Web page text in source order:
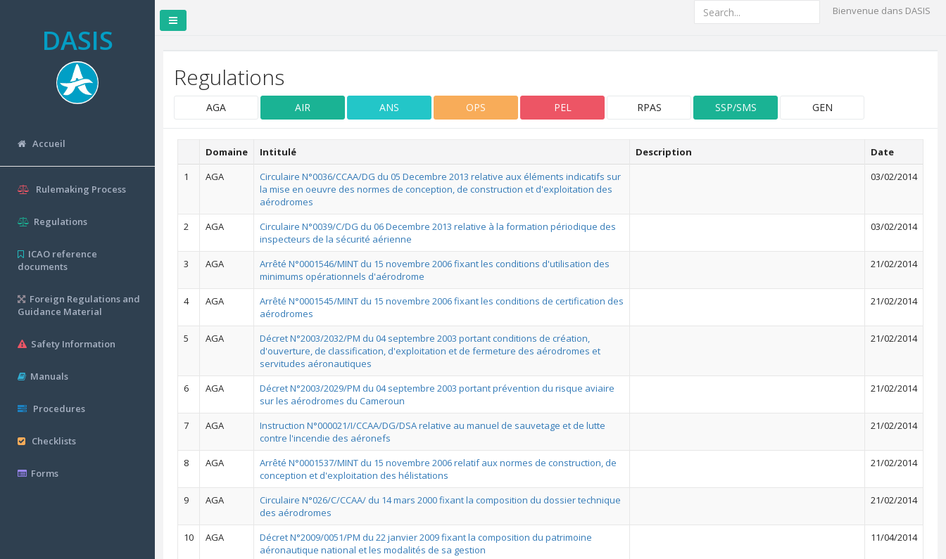
DASIS
Accueil
Rulemaking Process
Regulations
ICAO reference
documents
Foreign Regulations and
Guidance Material
Safety Information
Manuals
Procedures
Checklists
Forms
Bienvenue dans DASIS
Regulations
AGA AIR ANS OPS PEL RPAS SSP/SMS GEN
Domaine Intitulé Description
Date
1
AGA
Circulaire N°0036/CCAA/DG du 05 Decembre 2013 relative aux éléments indicatifs sur
la mise en oeuvre des normes de conception, de construction et d'exploitation des
aérodromes
03/02/2014
2 AGA
Circulaire N°0039/C/DG du 06 Decembre 2013 relative à la formation périodique des
inspecteurs de la sécurité aérienne
03/02/2014
3 AGA
Arrêté N°0001546/MINT du 15 novembre 2006 fixant les conditions d'utilisation des
minimums opérationnels d'aérodrome
21/02/2014
4 AGA
Arrêté N°0001545/MINT du 15 novembre 2006 fixant les conditions de certification des
aérodromes
21/02/2014
5 AGA
Décret N°2003/2032/PM du 04 septembre 2003 portant conditions de création,
d'ouverture, de classification, d'exploitation et de fermeture des aérodromes et
servitudes aéronautiques
21/02/2014
6 AGA
Décret N°2003/2029/PM du 04 septembre 2003 portant prévention du risque aviaire
sur les aérodromes du Cameroun
21/02/2014
7 AGA
Instruction N°000021/I/CCAA/DG/DSA relative au manuel de sauvetage et de lutte
contre l'incendie des aéronefs
21/02/2014
8 AGA
Arrêté N°0001537/MINT du 15 novembre 2006 relatif aux normes de construction, de
conception et d'exploitation des hélistations
21/02/2014
9 AGA
Circulaire N°026/C/CCAA/ du 14 mars 2000 fixant la composition du dossier technique
des aérodromes
21/02/2014
10 AGA
Décret N°2009/0051/PM du 22 janvier 2009 fixant la composition du patrimoine
aéronautique national et les modalités de sa gestion
11/04/2014